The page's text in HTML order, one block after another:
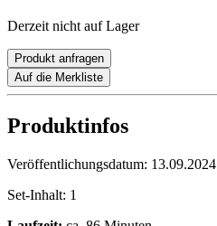
Derzeit nicht auf Lager
Produkt anfragen
Auf die Merkliste
Produktinfos
Veröffentlichungsdatum: 13.09.2024
Set-Inhalt: 1